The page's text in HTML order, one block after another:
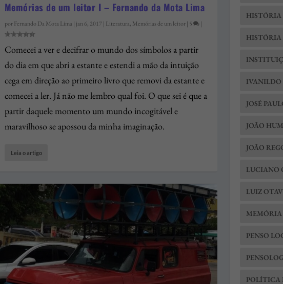
Memórias de um leitor I – Fernando da Mota Lima
porFernando Da Mota Lima | jan 6, 2017 | Literatura, Memórias de um leitor| 5 |
Comecei a ver e decifrar o mundo dos símbolos a partir
do dia em que abri a estante e estendi a mão da intuição
cega em direção ao primeiro livro que removi da estante e
comecei a ler. Já não me lembro qual foi. O que sei é que a
partir daquele momento um mundo incogitável e
maravilhoso se apossou da minha imaginação.
Leia o artigo
HISTÓRIA
IVANILDO
JOSÉ
JOÃO
JOÃO
LUCIANO
LUIZ
MEMÓRIA
PENSO
POLÍTICA